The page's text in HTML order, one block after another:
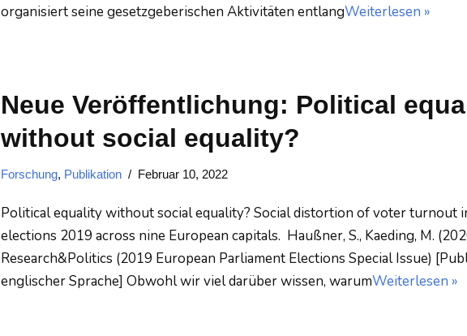
organisiert seine gesetzgeberischen Aktivitäten entlangWeiterlesen »
Neue Veröffentlichung: Political
without social equality?
Forschung, Publikation Februar 10, 2022
Political equality without social equality? Social distortion of voter turnout
elections 2019 across nine European capitals. Haußner, S., Kaeding, M.
Research&Politics (2019 European Parliament Elections Special Issue)
englischer Sprache] Obwohl wir viel darüber wissen, warumWeiterlesen »